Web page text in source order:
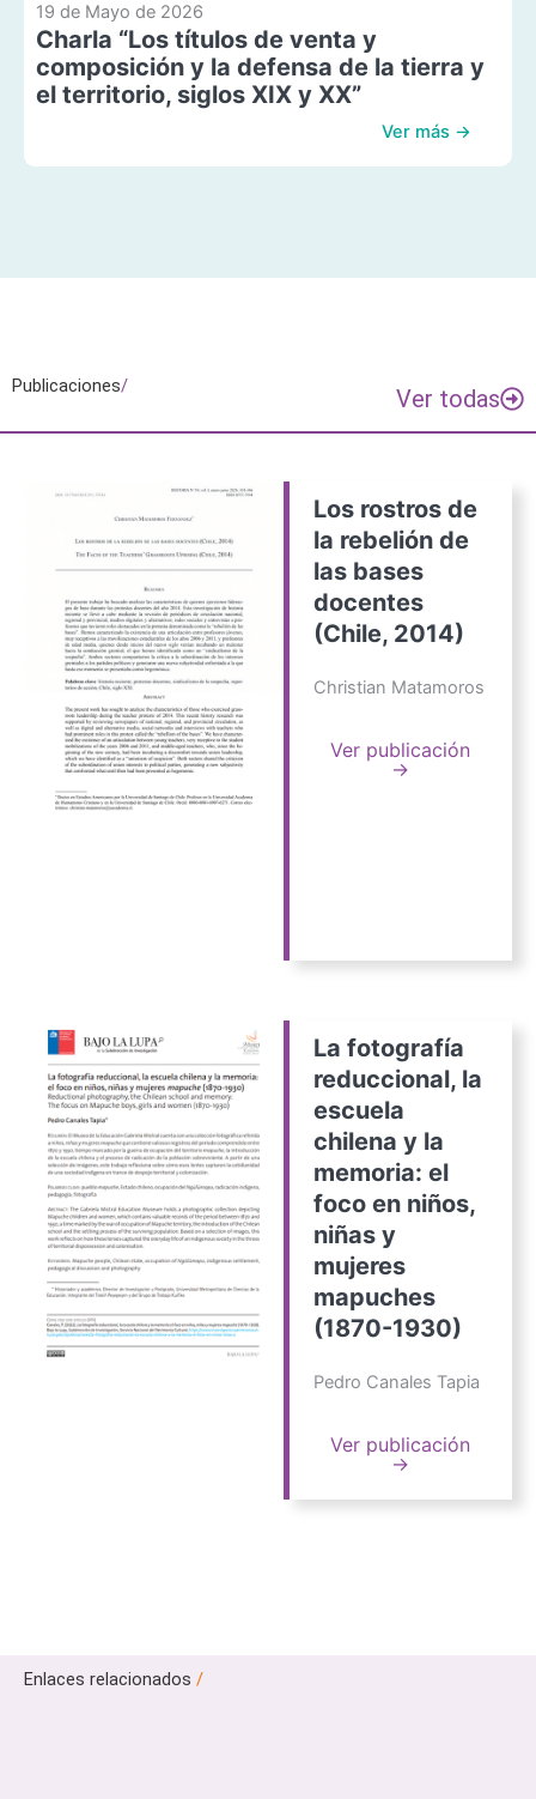
19 de Mayo de 2026
Charla “Los títulos de venta y
composición y la defensa de la tierra y
el territorio, siglos XIX y XX”
Ver más →
Publicaciones/ Ver todas
Los rostros de
la rebelión de
las bases
docentes
(Chile, 2014)
Christian Matamoros
Ver publicación
→
La fotografía
reduccional, la
escuela
chilena y la
memoria: el
foco en niños,
niñas y
mujeres
mapuches
(1870-1930)
Pedro Canales Tapia
Ver publicación
→
Enlaces relacionados /